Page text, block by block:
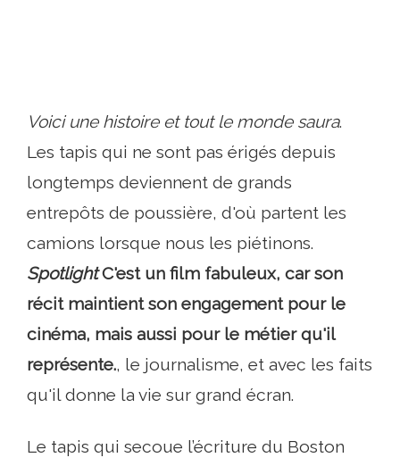
Voici une histoire et tout le monde saura.
Les tapis qui ne sont pas érigés depuis
longtemps deviennent de grands
entrepôts de poussière, d'où partent les
camions lorsque nous les piétinons.
SpotlightC'est un film fabuleux, car son
récit maintient son engagement pour le
cinéma, mais aussi pour le métier qu'il
représente., le journalisme, et avec les faits
qu'il donne la vie sur grand écran.
Le tapis qui secoue l’écriture du Boston